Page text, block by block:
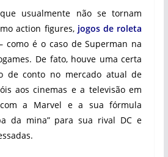
usualmente não se tornam
action figures, jogos de roleta
como é o caso de Superman na
De fato, houve uma certa
de conto no mercado atual de
aos cinemas e a televisão em
a Marvel e a sua fórmula
da mina” para sua rival DC e